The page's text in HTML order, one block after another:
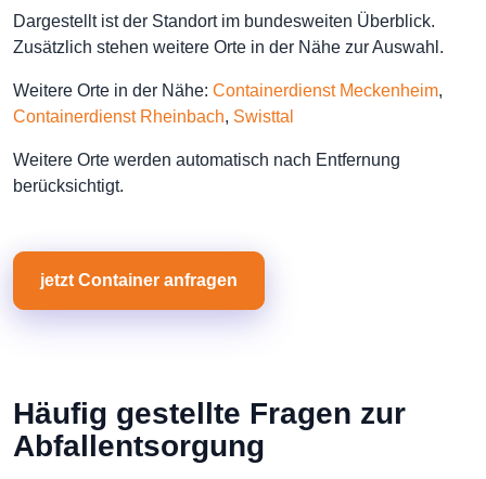
Dargestellt ist der Standort im bundesweiten Überblick.
Zusätzlich stehen weitere Orte in der Nähe zur Auswahl.
Weitere Orte in der Nähe: Containerdienst Meckenheim,
Containerdienst Rheinbach, Swisttal
Weitere Orte werden automatisch nach Entfernung
berücksichtigt.
jetzt Container anfragen
Häufig gestellte Fragen zur
Abfallentsorgung